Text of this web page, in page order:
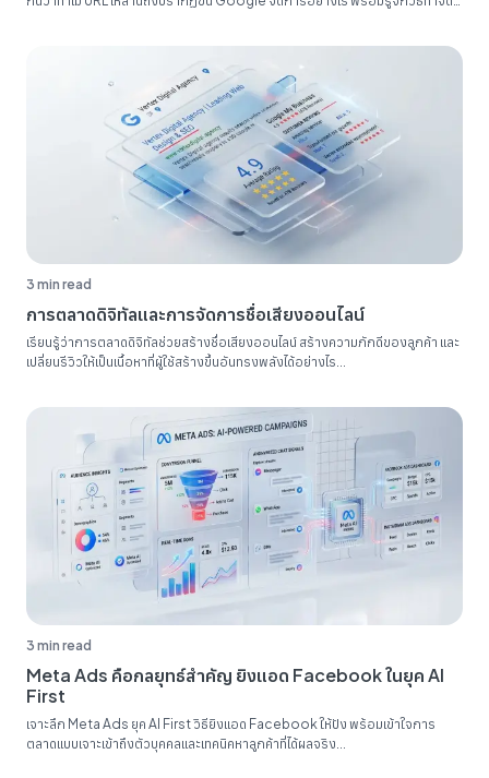
3 min read
การตลาดดิจิทัลและการจัดการชื่อเสียงออนไลน์
เรียนรู้ว่าการตลาดดิจิทัลช่วยสร้างชื่อเสียงออนไลน์ สร้างความภักดีของลูกค้า และ
เปลี่ยนรีวิวให้เป็นเนื้อหาที่ผู้ใช้สร้างขึ้นอันทรงพลังได้อย่างไร...
3 min read
Meta Ads คือกลยุทธ์สำคัญ ยิงแอด Facebook ในยุค AI
First
เจาะลึก Meta Ads ยุค AI First วิธียิงแอด Facebook ให้ปัง พร้อมเข้าใจการ
ตลาดแบบเจาะเข้าถึงตัวบุคคลและเทคนิคหาลูกค้าที่ได้ผลจริง...